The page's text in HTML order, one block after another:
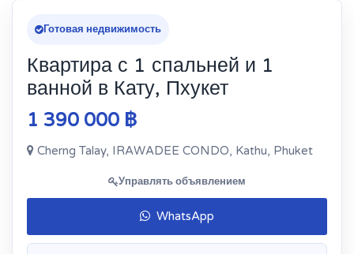
Готовая недвижимость
Квартира с 1 спальней и 1
ванной в Кату, Пхукет
1 390 000 ฿
Cherng Talay, IRAWADEE CONDO, Kathu, Phuket
Управлять объявлением
WhatsApp